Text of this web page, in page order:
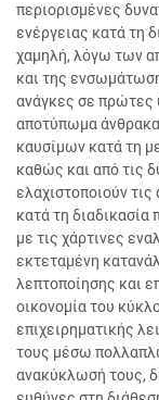
περιορισμένες
ενέργειας κατά τη
χαμηλή, λόγω των
και της
ανάγκες σε πρώτες
αποτύπωμα
καυσίμων κατά τη
καθώς και από τις
ελαχιστοποιούν
κατά τη
με τις χάρτινες
εκτεταμένη
λεπτοποίησης και
οικονομία του
επιχειρηματικής
τους μέσω
ανακύκλωσή τους,